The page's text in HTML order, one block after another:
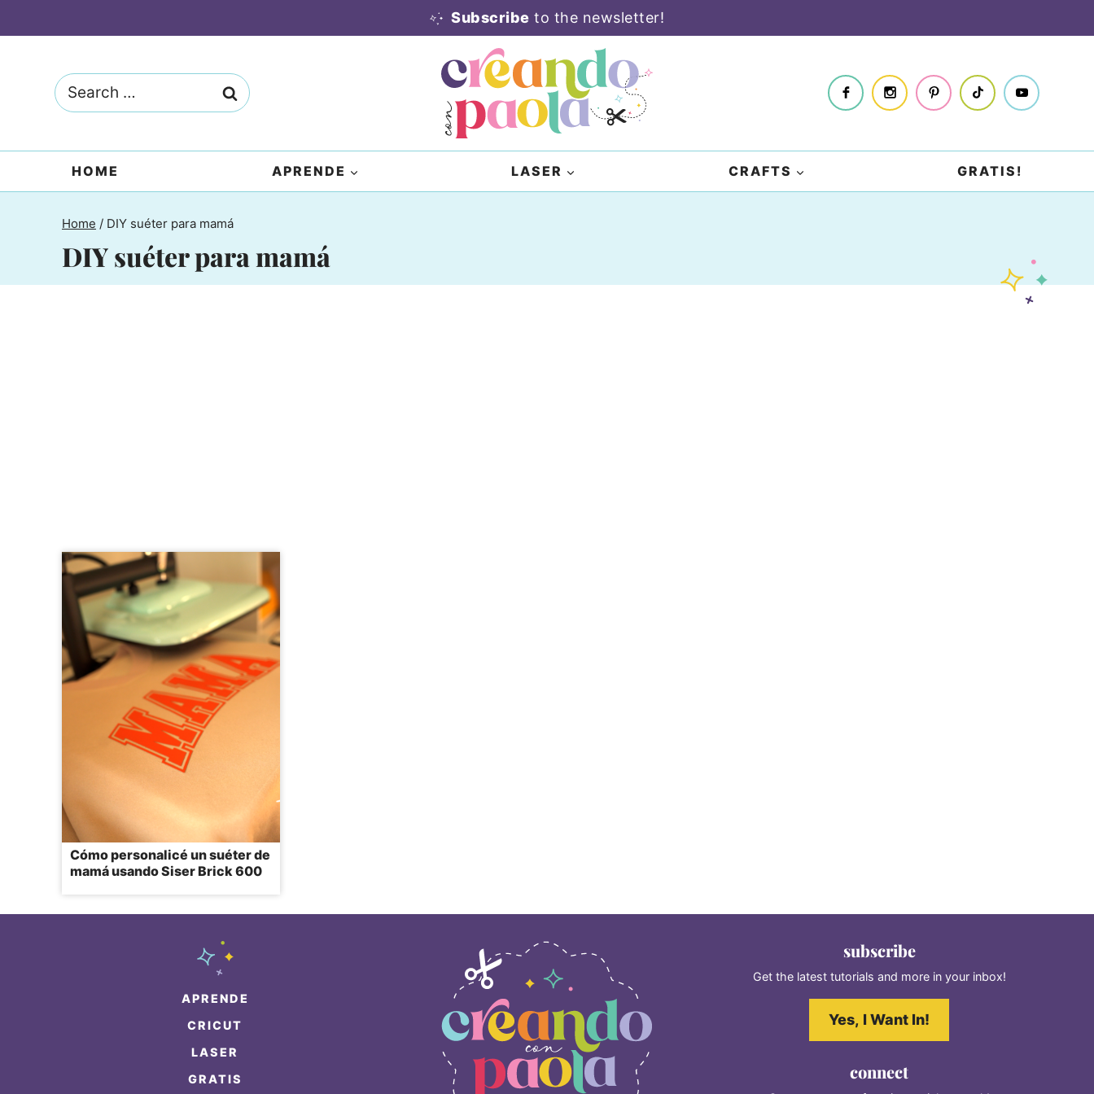
Subscribe to the newsletter!
Search
for:
HOME APRENDE LASER CRAFTS GRATIS!
Home / DIY suéter para mamá
DIY suéter para mamá
Cómo personalicé un suéter de
mamá usando Siser Brick 600
APRENDE
CRICUT
LASER
GRATIS
subscribe
Get the latest tutorials and more in your inbox!
Yes, I Want In!
connect